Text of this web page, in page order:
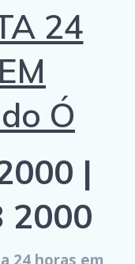
24
Ó
|
2000
24 horas em